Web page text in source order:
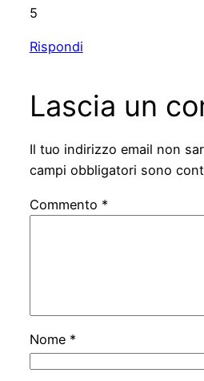
5
Rispondi
Lascia un
Il tuo indirizzo email non
campi obbligatori sono
Commento *
Nome *